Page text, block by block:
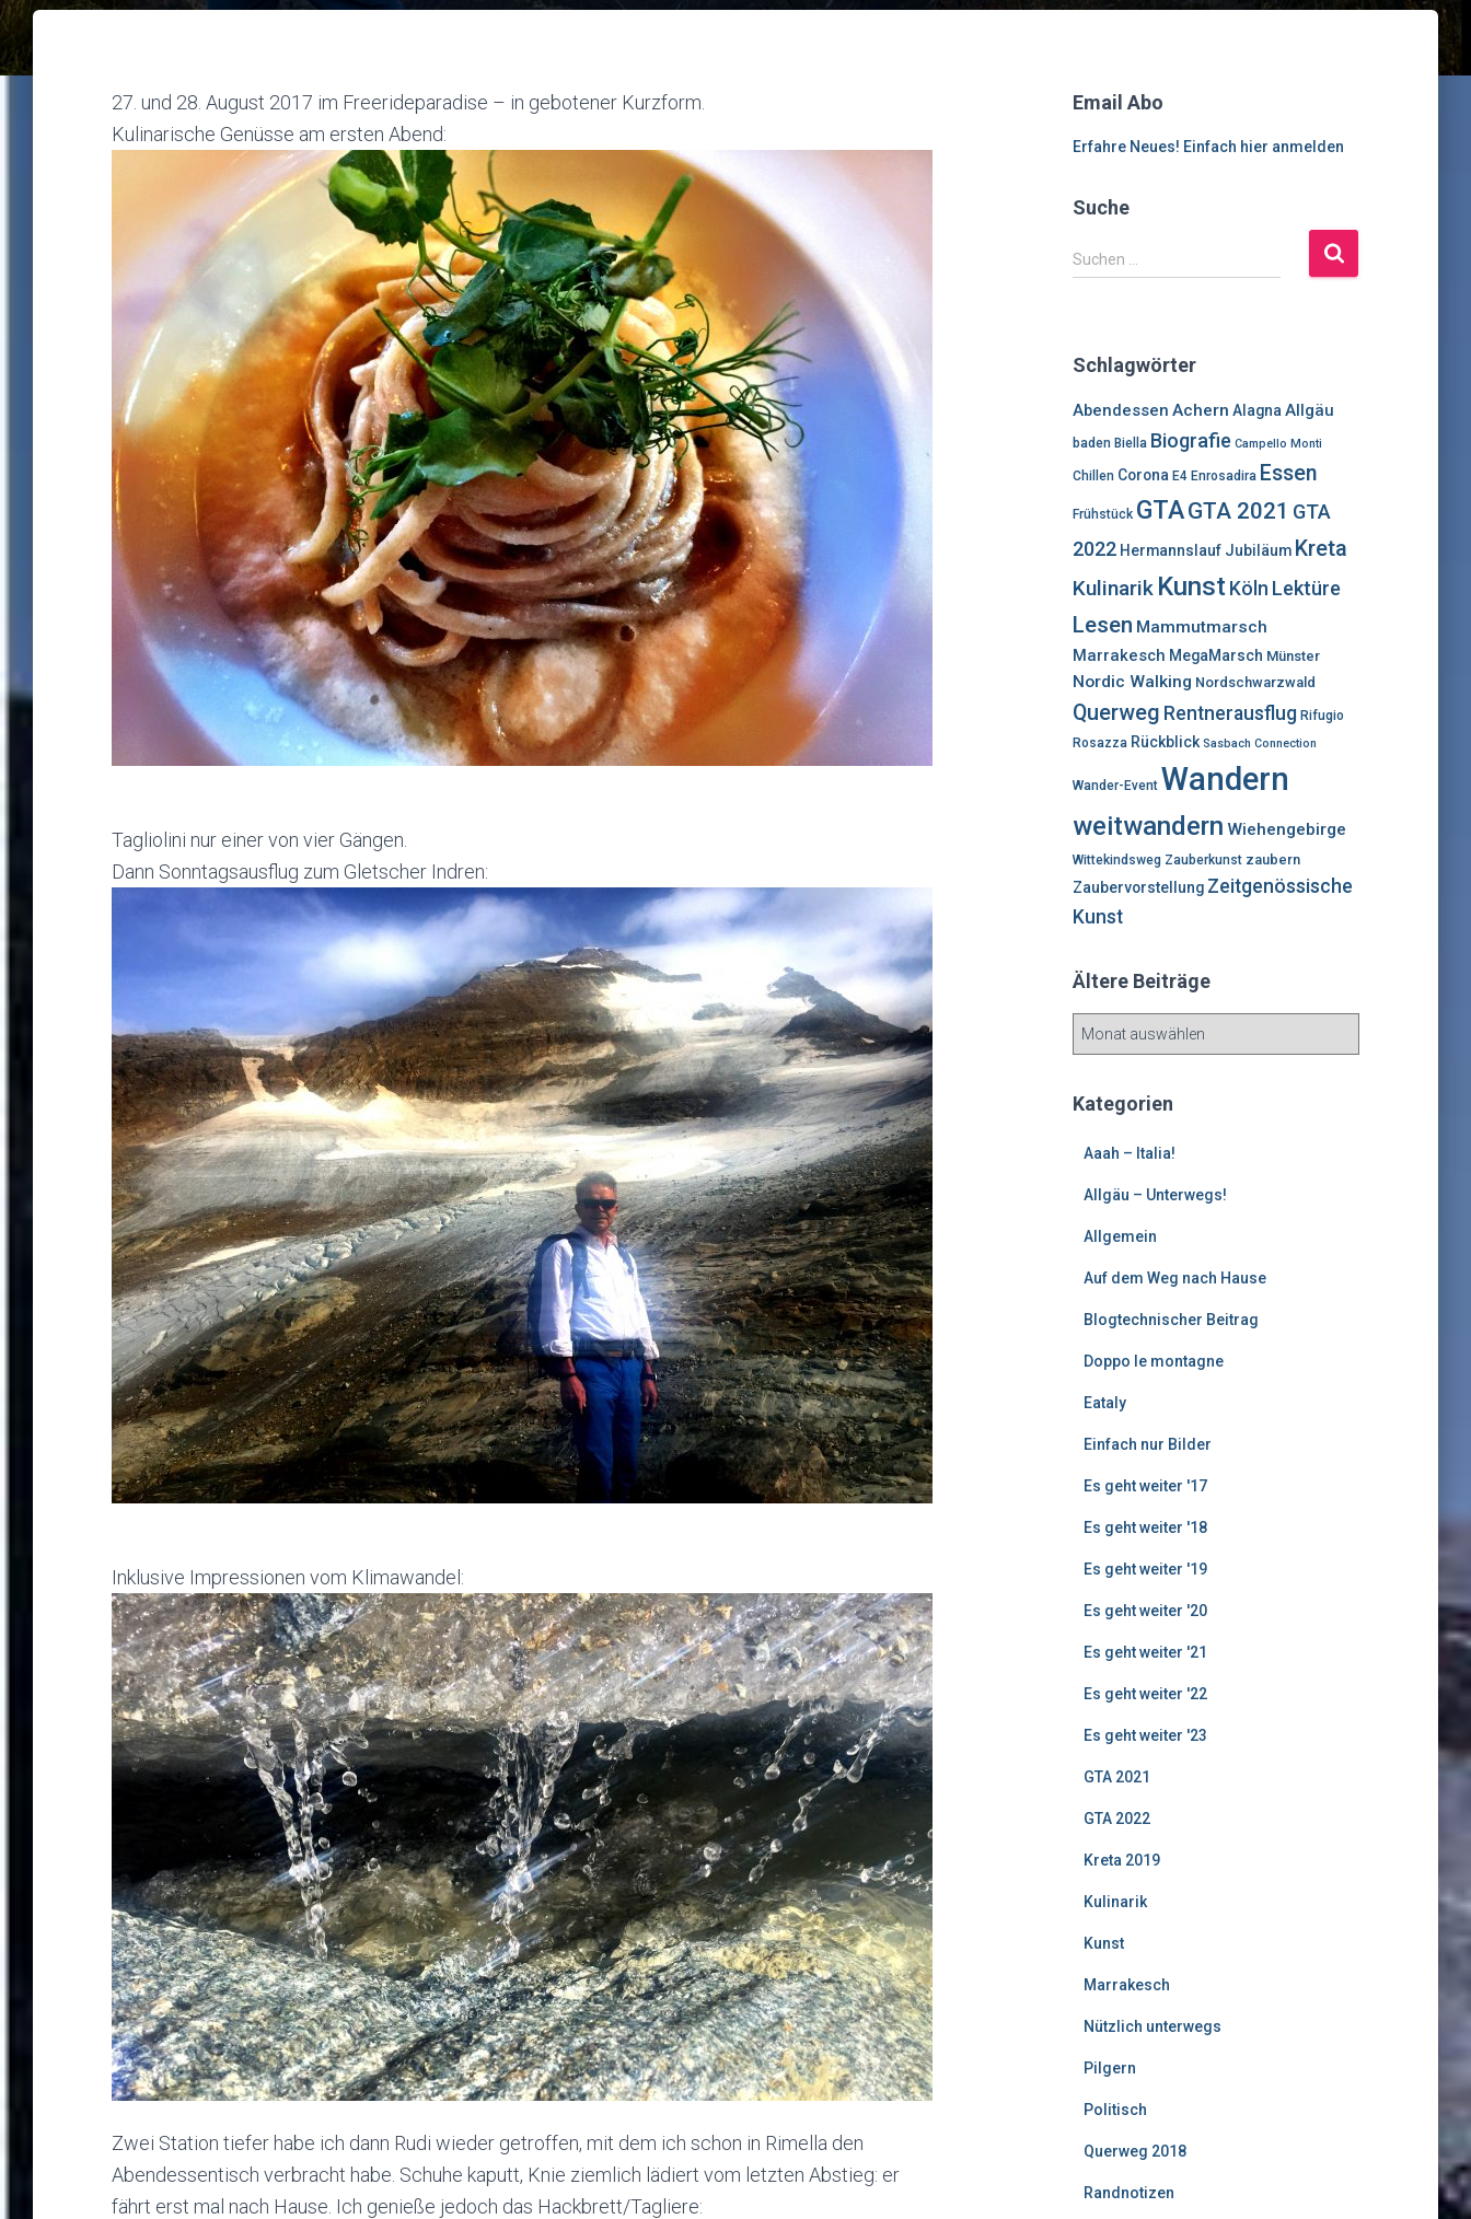
27. und 28. August 2017 im Freerideparadise – in gebotener Kurzform.
Kulinarische Genüsse am ersten Abend:
Tagliolini nur einer von vier Gängen.
Dann Sonntagsausflug zum Gletscher Indren:
Inklusive Impressionen vom Klimawandel:
Zwei Station tiefer habe ich dann Rudi wieder getroffen, mit dem ich schon in Rimella den
Abendessentisch verbracht habe. Schuhe kaputt, Knie ziemlich lädiert vom letzten Abstieg: er
fährt erst mal nach Hause. Ich genieße jedoch das Hackbrett/Tagliere:
Email Abo
Erfahre Neues! Einfach hier anmelden
Suche
S
u
n
a
c
h
Suchen …
Schlagwörter
Abendessen Achern Alagna Allgäu
baden Biella Biografie Campello Monti
Chillen Corona E4 Enrosadira Essen
Frühstück GTAGTA 2021 GTA
2022 Hermannslauf Jubiläum Kreta
Kulinarik Kunst Köln Lektüre
Lesen Mammutmarsch
Marrakesch MegaMarsch Münster
Nordic Walking Nordschwarzwald
Querweg Rentnerausflug Rifugio
Rosazza Rückblick Sasbach Connection
Wander-Event Wandern
weitwandern Wiehengebirge
Wittekindsweg Zauberkunst zaubern
Zaubervorstellung Zeitgenössische
Kunst
Ältere Beiträge
e
Kategorien
Aaah – Italia!
Allgäu – Unterwegs!
Allgemein
Auf dem Weg nach Hause
Blogtechnischer Beitrag
Doppo le montagne
Eataly
Einfach nur Bilder
Es geht weiter '17
Es geht weiter '18
Es geht weiter '19
Es geht weiter '20
Es geht weiter '21
Es geht weiter '22
Es geht weiter '23
GTA 2021
GTA 2022
Kreta 2019
Kulinarik
Kunst
Marrakesch
Nützlich unterwegs
Pilgern
Politisch
Querweg 2018
Randnotizen